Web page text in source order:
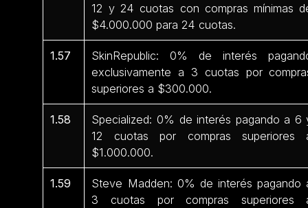
12 y 24 cuotas con compras mínimas
$4.000.000 para 24 cuotas.
1.57
SkinRepublic: 0% de interés
exclusivamente a 3 cuotas por
superiores a $300.000.
1.58
Specialized: 0% de interés pagando a 6
12 cuotas por compras superiores
$1.000.000.
1.59
Steve Madden: 0% de interés pagando
3 cuotas por compras superiores